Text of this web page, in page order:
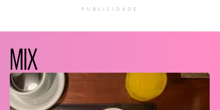
PUBLICIDADE
MIX